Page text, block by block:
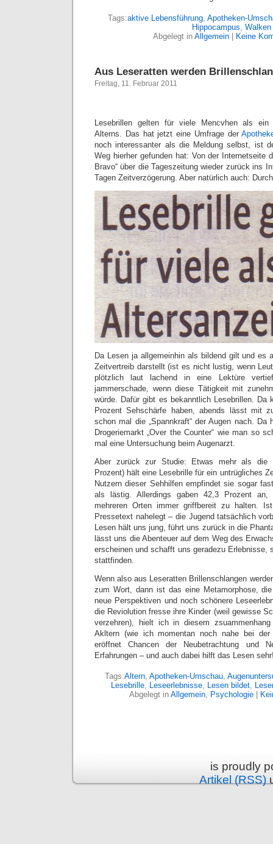
Tags:aktive Lebensführung, Apotheken-
Hippocampus, Walken
Abgelegt in Allgemein Keine
Aus Leseratten werden
Freitag, 11. Februar 2011
Lesebrillen gelten für viele Mencvhen als ein
Alterns. Das hat jetzt eine Umfrage der
noch interessanter als die Meldung selbst, ist
Weg hierher gefunden hat: Von der Internetseite
Bravo“ über die Tageszeitung wieder zurück ins
Tagen Zeitverzögerung. Aber natürlich auch:
Da Lesen ja allgemeinhin als bildend gilt und es
Zeitvertreib darstellt (ist es nicht lustig, wenn
plötzlich laut lachend in eine Lektüre
jammerschade, wenn diese Tätigkeit mit
würde. Dafür gibt es bekanntlich Lesebrillen. Da
Prozent Sehschärfe haben, abends lässt mit
schon mal die „Spannkraft“ der Augen nach. Da
Drogeriemarkt „Over the Counter“ wie man so
mal eine Untersuchung beim Augenarzt.
Aber zurück zur Studie: Etwas mehr als die
Prozent) hält eine Lesebrille für ein untrügliches
Nutzern dieser Sehhilfen empfindet sie sogar
als lästig. Allerdings gaben 42,3 Prozent an,
mehreren Orten immer griffbereit zu halten.
Pressetext nahelegt – die Jugend tatsächlich
Lesen hält uns jung, führt uns zurück in die
lässt uns die Abenteuer auf dem Weg des
erscheinen und schafft uns geradezu Erlebnisse,
stattfinden.
Wenn also aus Leseratten Brillenschlangen
zum Wort, dann ist das eine Metamorphose,
neue Perspektiven und noch schönere
die Reviolution fresse ihre Kinder (weil gewisse
verzehren), hielt ich in diesem
Akltern (wie ich momentan noch nahe bei
eröffnet Chancen der Neubetrachtung und
Erfahrungen – und auch dabei hilft das Lesen
Tags:Altern, Apotheken-Umschau,
Lesebrille, Leseerlebnisse, Lesen bildet,
Abgelegt in Allgemein, Psychologie|
is proudly
Artikel (RSS)